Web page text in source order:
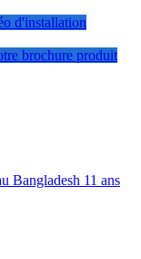
d'installation
brochure produit
Bangladesh 11 ans